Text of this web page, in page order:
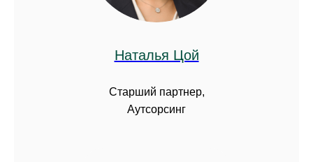
Наталья Цой
Старший партнер,
Аутсорсинг